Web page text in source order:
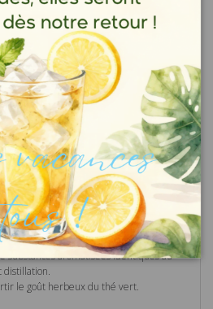
ne subit pas de transformation.
et tous ne se valent pas. Leur qualité
abeilles et de l’endroit où sont situées les
C’est un antibiotique naturel
blessures. Son action antibactérienne
dans l’antiquité.
en raison de sa concentration en
le sucre. On l’utilise dans la
bonbons, de nougats.
dieux" est une boisson à base de miel
et qui existe toujours de nos jours.
des pâtisseries, des confiseries, des
substances aromatisées identiques au
distillation.
le goût herbeux du thé vert.